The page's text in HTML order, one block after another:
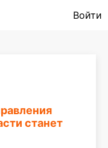
Войти
станет